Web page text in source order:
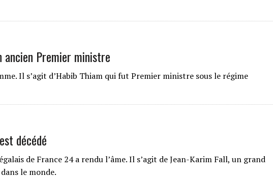
ancien Premier ministre
Il s’agit d’Habib Thiam qui fut Premier ministre sous le régime
décédé
de France 24 a rendu l’âme. Il s’agit de Jean-Karim Fall, un grand
le monde.